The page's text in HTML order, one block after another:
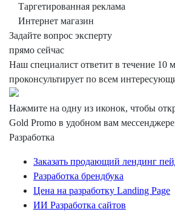
Таргетированная реклама
Интернет магазин
Задайте вопрос эксперту
прямо сейчас
Наш специалист ответит в течение 10
проконсультирует по всем
Нажмите на одну из иконок, чтобы
Gold Promo в удобном вам
Разработка
Заказать продающий лендинг
Разработка брендбука
Цена на разработку Landing Page
ИИ Разработка сайтов